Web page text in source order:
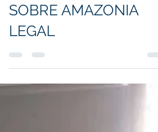
INTERNACIONAL
SOBRE AMAZONIA
LEGAL